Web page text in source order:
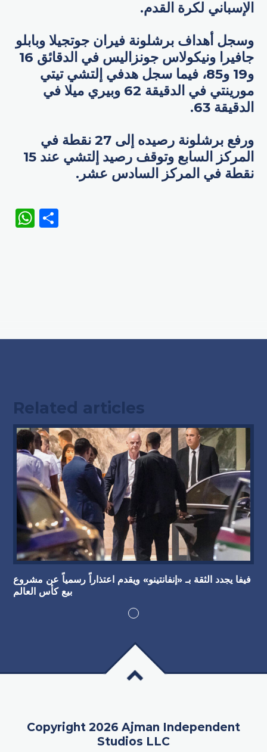
الإسباني لكرة القدم.
وسجل أهداف برشلونة فيران جوتجيلا وبابلو
جافيرا ونيكولاس جونزاليس في الدقائق 16
و19 و85، فيما سجل هدفي إلتشي تيتي
مورينتي في الدقيقة 62 وبيري ميلا في
الدقيقة 63.
ورفع برشلونة رصيده إلى 27 نقطة في
المركز السابع وتوقف رصيد إلتشي عند 15
نقطة في المركز السادس عشر.
WhatsApp
Related articles
فيفا يجدد الثقة بـ «إنفانتينو» ويقدم اعتذاراً رسمياً عن مشروع
بيع كأس العالم
Copyright 2026 Ajman Independent
Studios LLC